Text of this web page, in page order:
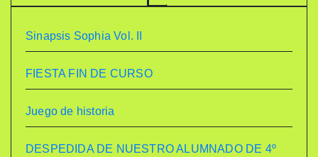
Sinapsis Sophia Vol. II
FIESTA FIN DE CURSO
Juego de historia
DESPEDIDA DE NUESTRO ALUMNADO DE 4º